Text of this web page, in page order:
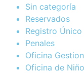
Sin categoría
Reservados
Registro
Penales
Oficina
Oficina de